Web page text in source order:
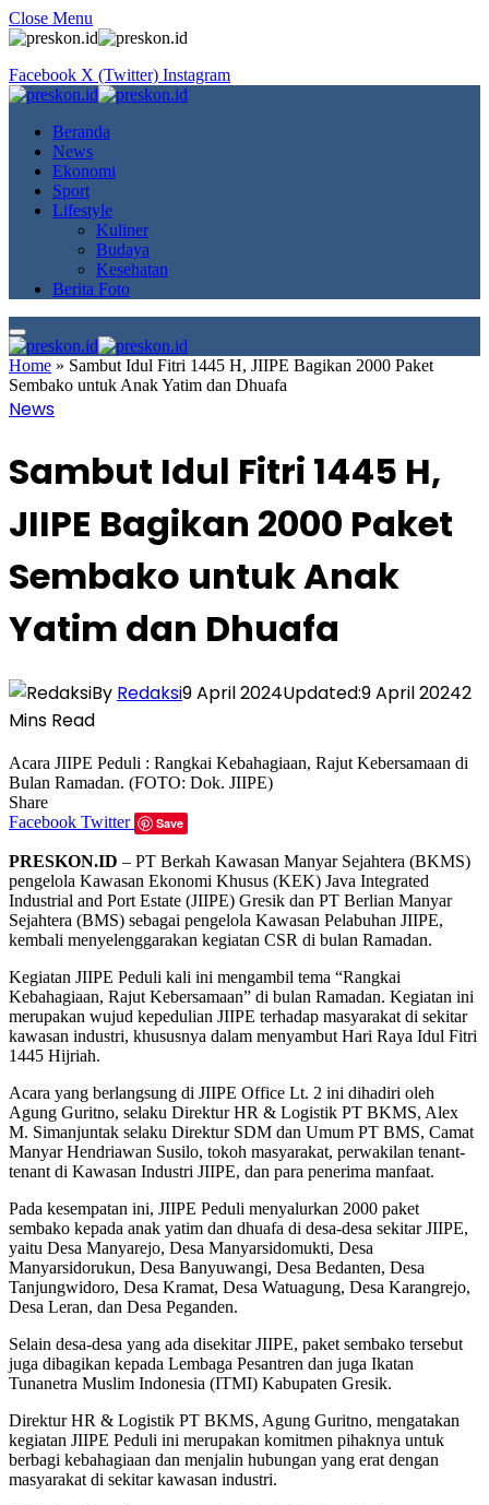
Close Menu
Facebook X (Twitter) Instagram
Beranda
News
Ekonomi
Sport
Lifestyle
Kuliner
Budaya
Kesehatan
Berita Foto
Home » Sambut Idul Fitri 1445 H, JIIPE Bagikan 2000 Paket
Sembako untuk Anak Yatim dan Dhuafa
News
Sambut Idul Fitri 1445 H,
JIIPE Bagikan 2000 Paket
Sembako untuk Anak
Yatim dan Dhuafa
By Redaksi9 April 2024Updated:9 April 20242
Mins Read
Acara JIIPE Peduli : Rangkai Kebahagiaan, Rajut Kebersamaan di
Bulan Ramadan. (FOTO: Dok. JIIPE)
Share
Facebook Twitter Save
PRESKON.ID – PT Berkah Kawasan Manyar Sejahtera (BKMS)
pengelola Kawasan Ekonomi Khusus (KEK) Java Integrated
Industrial and Port Estate (JIIPE) Gresik dan PT Berlian Manyar
Sejahtera (BMS) sebagai pengelola Kawasan Pelabuhan JIIPE,
kembali menyelenggarakan kegiatan CSR di bulan Ramadan.
Kegiatan JIIPE Peduli kali ini mengambil tema “Rangkai
Kebahagiaan, Rajut Kebersamaan” di bulan Ramadan. Kegiatan ini
merupakan wujud kepedulian JIIPE terhadap masyarakat di sekitar
kawasan industri, khususnya dalam menyambut Hari Raya Idul Fitri
1445 Hijriah.
Acara yang berlangsung di JIIPE Office Lt. 2 ini dihadiri oleh
Agung Guritno, selaku Direktur HR & Logistik PT BKMS, Alex
M. Simanjuntak selaku Direktur SDM dan Umum PT BMS, Camat
Manyar Hendriawan Susilo, tokoh masyarakat, perwakilan tenant-
tenant di Kawasan Industri JIIPE, dan para penerima manfaat.
Pada kesempatan ini, JIIPE Peduli menyalurkan 2000 paket
sembako kepada anak yatim dan dhuafa di desa-desa sekitar JIIPE,
yaitu Desa Manyarejo, Desa Manyarsidomukti, Desa
Manyarsidorukun, Desa Banyuwangi, Desa Bedanten, Desa
Tanjungwidoro, Desa Kramat, Desa Watuagung, Desa Karangrejo,
Desa Leran, dan Desa Peganden.
Selain desa-desa yang ada disekitar JIIPE, paket sembako tersebut
juga dibagikan kepada Lembaga Pesantren dan juga Ikatan
Tunanetra Muslim Indonesia (ITMI) Kabupaten Gresik.
Direktur HR & Logistik PT BKMS, Agung Guritno, mengatakan
kegiatan JIIPE Peduli ini merupakan komitmen pihaknya untuk
berbagi kebahagiaan dan menjalin hubungan yang erat dengan
masyarakat di sekitar kawasan industri.